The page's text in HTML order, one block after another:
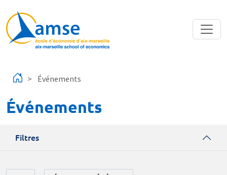
Événements
Événements
Filtres